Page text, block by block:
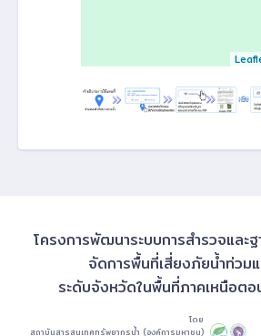
โครงการพัฒนาระบบการสำรวจและ
จัดการพื้นที่เสี่ยงภัยน้ำท่วม
ระดับจังหวัดในพื้นที่ภาคเหนือตอ
โดย
สถาบันสารสนเทศทรัพยากรน้ำ (องค์การมหาชน)